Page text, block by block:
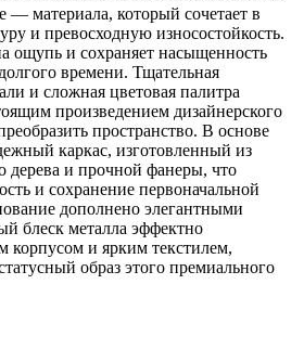
— материала, который сочетает в
и превосходную износостойкость.
ощупь и сохраняет насыщенность
времени. Тщательная
и сложная цветовая палитра
произведением дизайнерского
пространство. В основе
каркас, изготовленный из
дерева и прочной фанеры, что
и сохранение первоначальной
дополнено элегантными
блеск металла эффектно
корпусом и ярким текстилем,
образ этого премиального